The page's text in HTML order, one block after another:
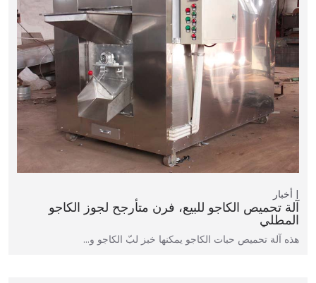
أخبار
آلة تحميص الكاجو للبيع، فرن متأرجح لجوز الكاجو
المطلي
هذه آلة تحميص حبات الكاجو يمكنها خبز لبّ الكاجو و…